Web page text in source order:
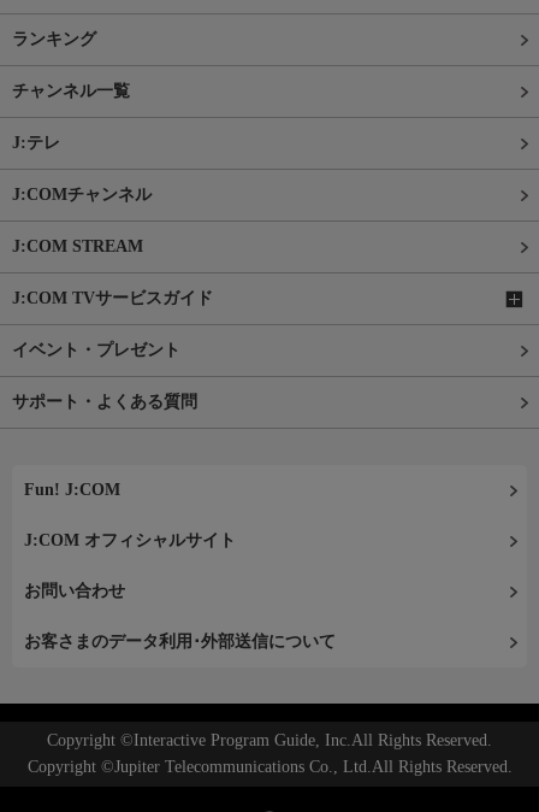
ランキング
チャンネル一覧
J:テレ
J:COMチャンネル
J:COM STREAM
J:COM TVサービスガイド
イベント・プレゼント
サポート・よくある質問
Fun! J:COM
J:COM オフィシャルサイト
お問い合わせ
お客さまのデータ利用･外部送信について
Copyright ©Interactive Program Guide, Inc.All Rights Reserved.
Copyright ©Jupiter Telecommunications Co., Ltd.All Rights Reserved.